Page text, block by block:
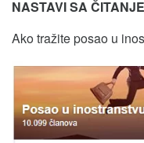
NASTAVI SA
Ako tražite posao u